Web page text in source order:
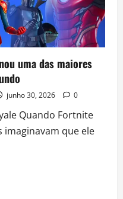
uma das maiores
junho 30, 2026 0
Quando Fortnite
imaginavam que ele